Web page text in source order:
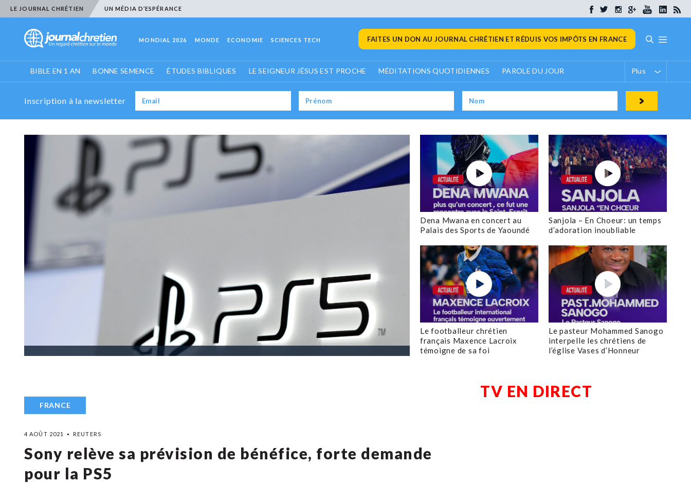
LE JOURNAL CHRÉTIEN UN MÉDIA D’ESPÉRANCE
MONDIAL 2026 MONDE ECONOMIE SCIENCES TECH FAITES UN DON AU JOURNAL CHRÉTIEN ET RÉDUIS VOS IMPÔTS EN FRANCE
BIBLE EN 1 AN BONNE SEMENCE ÉTUDES BIBLIQUES LE SEIGNEUR JÉSUS EST PROCHE MÉDITATIONS QUOTIDIENNES PAROLE DU JOUR Plus
Inscription à la newsletter
Dena Mwana en concert au
Palais des Sports de Yaoundé
Sanjola – En Choeur: un temps
d’adoration inoubliable
Le footballeur chrétien
français Maxence Lacroix
témoigne de sa foi
Le pasteur Mohammed Sanogo
interpelle les chrétiens de
l’église Vases d’Honneur
FRANCE
4 AOÛT 2021 REUTERS
Sony relève sa prévision de bénéfice, forte demande
pour la PS5
TV EN DIRECT